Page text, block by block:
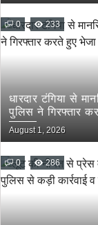
0 233
धारदार टंगिया से
पुलिस ने गिरफ्तार
August 1, 2026
0 286